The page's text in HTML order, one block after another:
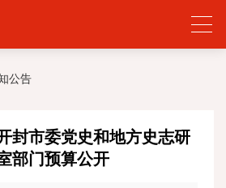
公告
封市委党史和地方史志研
部门预算公开